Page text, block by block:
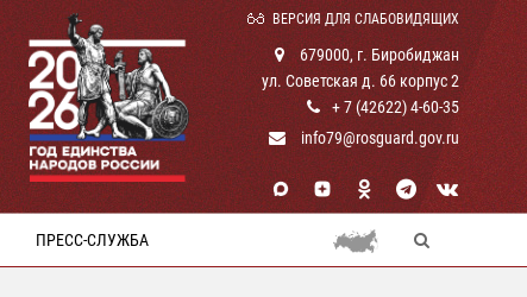
ВЕРСИЯ ДЛЯ СЛАБОВИДЯЩИХ
679000, г. Биробиджан
ул. Советская д. 66 корпус 2
+ 7 (42622) 4-60-35
info79@rosguard.gov.ru
ПРЕСС-СЛУЖБА